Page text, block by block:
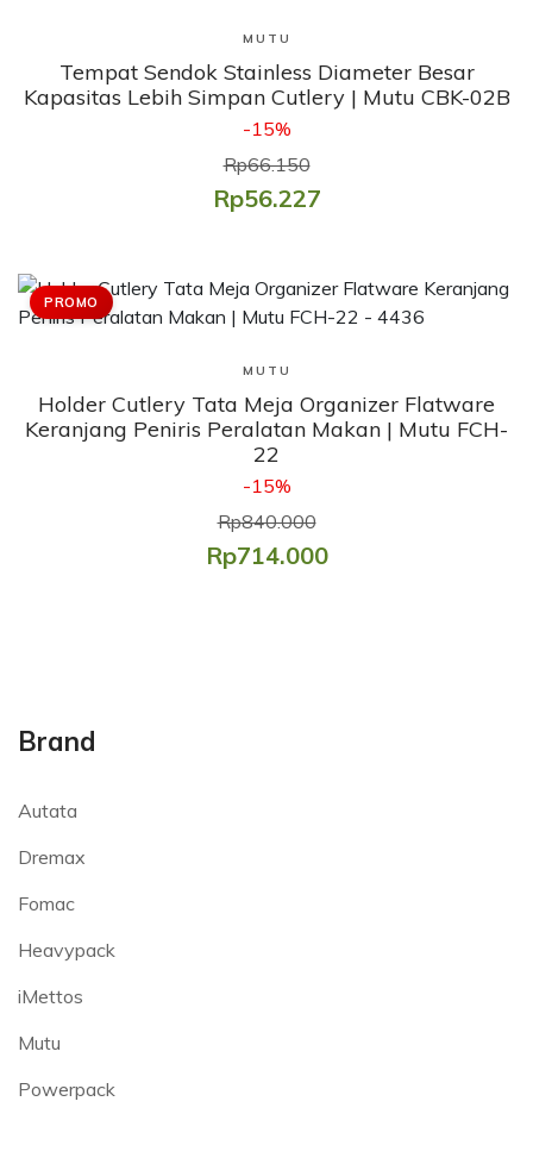
Brand
Autata
Dremax
Fomac
Heavypack
iMettos
Mutu
Powerpack
Lihat Produk
MUTU
Tempat Sendok Stainless Diameter Besar
Kapasitas Lebih Simpan Cutlery | Mutu CBK-02B
-15%
Rp66.150
Rp56.227
PROMO
Lihat Produk
MUTU
​Holder Cutlery Tata Meja Organizer Flatware
Keranjang Peniris Peralatan Makan | Mutu FCH-
22
-15%
Rp840.000
Rp714.000